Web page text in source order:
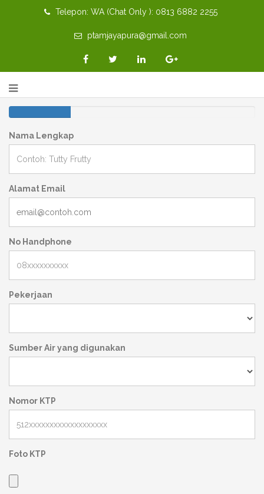
Telepon: WA (Chat Only ): 0813 6882 2255
ptamjayapura@gmail.com
Nama Lengkap
Alamat Email
No Handphone
Pekerjaan
Sumber Air yang digunakan
Nomor KTP
Foto KTP